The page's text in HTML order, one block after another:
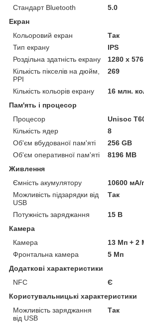
Стандарт Bluetooth
5.0
Екран
Кольоровий екран
Так
Тип екрану
IPS
Роздільна здатність екрану
1280 x 576
Кількість пікселів на дюйм,
PPI
269
Кількість кольорів екрану
16 млн.
Пам'ять і процесор
Процесор
Unisoc
Кількість ядер
8
Об'єм вбудованої пам'яті
256 GB
Об'єм оперативної пам'яті
8196 MB
Живлення
Ємність акумулятору
10600 мА/
Можливість підзарядки від
USB
Так
Потужність заряджання
15 В
Камера
Камера
13 Мп + 2
Фронтальна камера
5 Мп
Додаткові характеристики
NFC
Є
Користувальницькі характеристики
Можливість заряджання
від USB
Так